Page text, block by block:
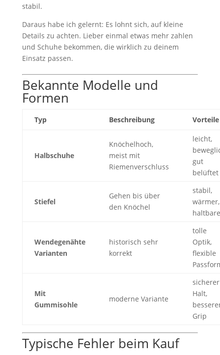
stabil.
Daraus habe ich gelernt: Es lohnt sich, auf kleine
Details zu achten. Lieber einmal etwas mehr zahlen
und Schuhe bekommen, die wirklich zu deinem
Einsatz passen.
Bekannte Modelle und
Formen
Typ Beschreibung Vorteile
Halbschuhe
Knöchelhoch,
meist mit
Riemenverschluss
leicht,
gut
belüftet
Stiefel
Gehen bis über
den Knöchel
stabil,
wärmer,
Wendegenähte
Varianten
historisch sehr
korrekt
tolle
Optik,
flexible
Mit
Gummisohle
moderne Variante
sicherer
Halt,
Grip
Typische Fehler beim Kauf